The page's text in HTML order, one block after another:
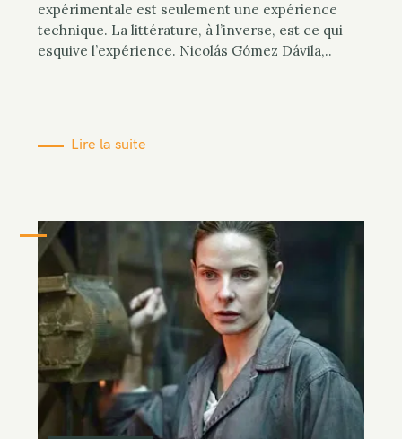
expérimentale est seulement une expérience
technique. La littérature, à l’inverse, est ce qui
esquive l’expérience. Nicolás Gómez Dávila,..
Lire la suite